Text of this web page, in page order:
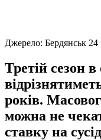
Джерело: Бердянськ 24
Третій сезон
років.
можна не
ставку на